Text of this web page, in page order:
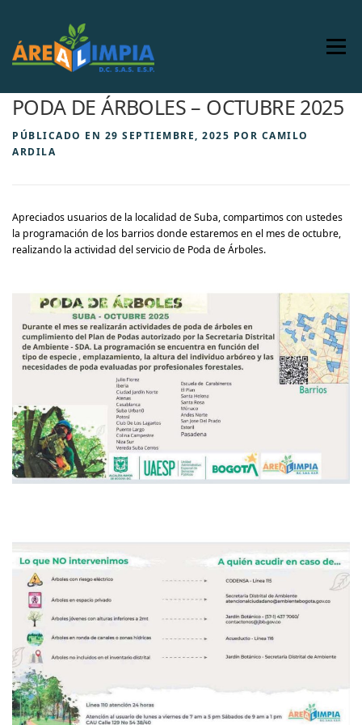
contenido
Menú
INICIO NOSOTROS SERVICIOS
MARCO LEGAL IR A ALSM PAGO EN LINEA
PODA DE ÁRBOLES – OCTUBRE 2025
PÚBLICADO EN 29 SEPTIEMBRE, 2025 POR CAMILO
ARDILA
Apreciados usuarios de la localidad de Suba, compartimos con ustedes
la programación de los barrios donde estaremos en el mes de octubre,
realizando la actividad del servicio de Poda de Árboles.